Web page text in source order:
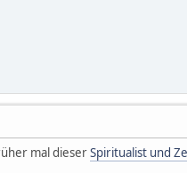
mal dieserSpiritualist und